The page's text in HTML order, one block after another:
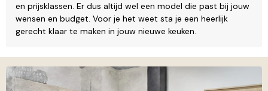
en prijsklassen. Er dus altijd wel een model die past bij jouw
wensen en budget. Voor je het weet sta je een heerlijk
gerecht klaar te maken in jouw nieuwe keuken.